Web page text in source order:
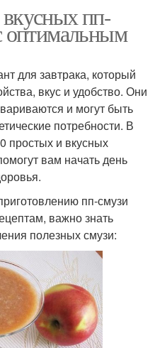
пп-
оптимальным
для завтрака, который
вкус и удобство. Они
и могут быть
потребности. В
простых и вкусных
вам начать день
пп-смузи
важно знать
полезных смузи: